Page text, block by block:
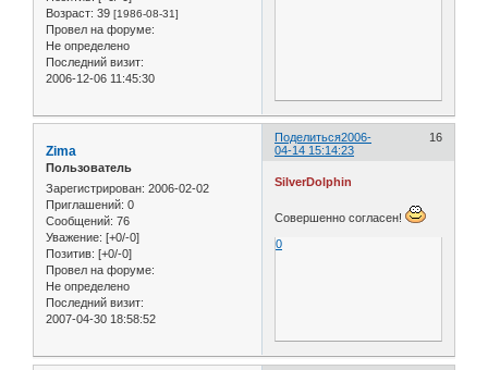
Возраст: 39 [1986-08-31]
Провел на форуме:
Не определено
Последний визит:
2006-12-06 11:45:30
Поделиться 16
2006-
04-14 15:14:23
Zima
Пользователь
Зарегистрирован: 2006-02-02
Приглашений: 0
Сообщений: 76
Уважение: [+0/-0]
Позитив: [+0/-0]
Провел на форуме:
Не определено
Последний визит:
2007-04-30 18:58:52
SilverDolphin
Совершенно согласен!
0